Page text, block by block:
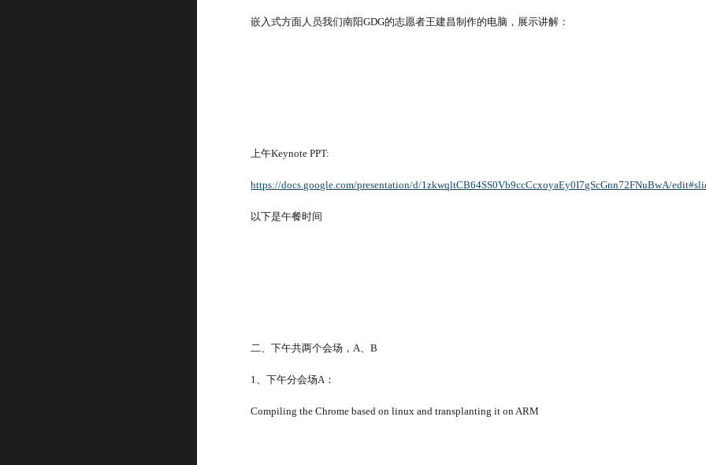
嵌入式方面人员我们南阳GDG的志愿者王建昌制作的电脑，展示讲解：
上午Keynote PPT:
https://docs.google.com/presentation/d/1zkwqltCB64SS0Vb9ccCcxoyaEy0I7gScGnn72FNuBwA/
以下是午餐时间
二、下午共两个会场，A、B
1、下午分会场A：
Compiling the Chrome based on linux and transplanting it on ARM